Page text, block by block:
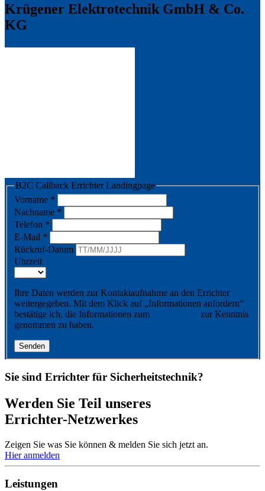
Krügener Elektrotechnik GmbH & Co.
KG
B2C Callback Errichter Landingpage
Vorname *
Nachname *
Telefon *
E-Mail *
Rückruf-Datum
Uhrzeit
Ihre Daten werden zur Kontaktaufnahme an den Errichter
weitergegeben. Mit dem Klick auf „Informationen anfordern“
bestätige ich, die Informationen zum
zur Kenntnis
genommen zu haben.
Senden
Sie sind Errichter für Sicherheitstechnik?
Werden Sie Teil unseres
Errichter-Netzwerkes
Zeigen Sie was Sie können & melden Sie sich jetzt an.
Hier anmelden
Leistungen